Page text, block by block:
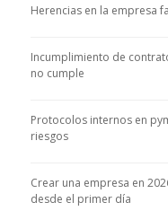
Herencias en la empresa
Incumplimiento de
no cumple
Protocolos internos en
riesgos
Crear una empresa en
desde el primer día